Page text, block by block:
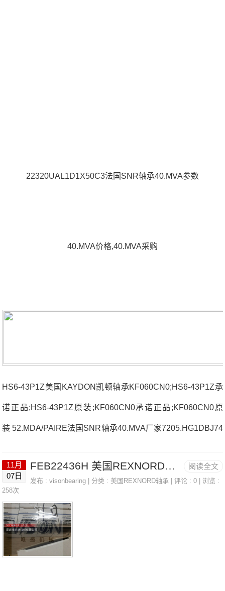
22320UAL1D1X50C3法国SNR轴承40.MVA参数
40.MVA价格,40.MVA采购
HS6-43P1Z美国KAYDON凯顿轴承KF060CN0;HS6-43P1Z承
诺正品;HS6-43P1Z原装;KF060CN0承诺正品;KF060CN0原
装 52.MDA/PAIRE法国SNR轴承40.MVA厂家7205.HG1DBJ74
B.J8222320UAL1D1X50C3法国SNR轴承40.MVA参数40.MV
A价格,40.MVA采购 热销型号推荐：40.MVA，FEB22436H H
S6-43P1Z，P4BE300-SRB-CRE热销品牌推荐：NKX25T2H
314040.MVA40.MVA价格,40.MVA采购40.MVA价格,40.MV
阅读全文
11月
07日
FEB22436H 美国REXNORD带座轴承 3215
发布 :visonbearing | 分类 :美国REXNORD轴承 | 评论 : 0 | 浏览 :
258次